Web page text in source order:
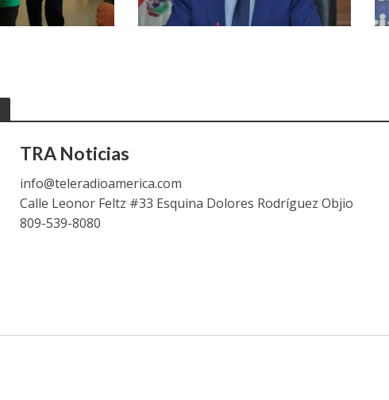
TRA Noticias
info@teleradioamerica.com
Calle Leonor Feltz #33 Esquina Dolores Rodríguez Objio
809-539-8080